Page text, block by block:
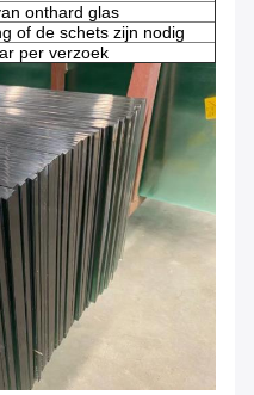
onthard glas
of de schets zijn nodig
per verzoek